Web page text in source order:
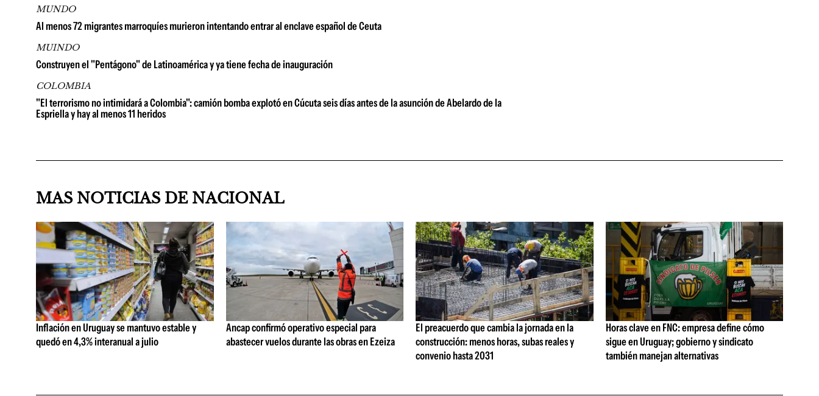
MUNDO
Al menos 72 migrantes marroquíes murieron intentando entrar al enclave español de Ceuta
MUINDO
Construyen el "Pentágono" de Latinoamérica y ya tiene fecha de inauguración
COLOMBIA
"El terrorismo no intimidará a Colombia": camión bomba explotó en Cúcuta seis días antes de la asunción de Abelardo de la
Espriella y hay al menos 11 heridos
MAS NOTICIAS DE NACIONAL
Inflación en Uruguay se mantuvo estable y
quedó en 4,3% interanual a julio
Ancap confirmó operativo especial para
abastecer vuelos durante las obras en Ezeiza
El preacuerdo que cambia la jornada en la
construcción: menos horas, subas reales y
convenio hasta 2031
Horas clave en FNC: empresa define cómo
sigue en Uruguay; gobierno y sindicato
también manejan alternativas